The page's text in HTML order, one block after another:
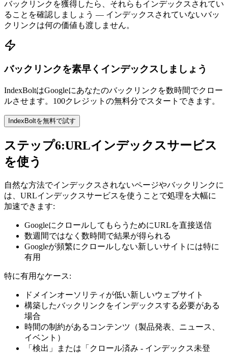
バックリンクを獲得したら、それらもインデックスされてい
ることを確認しましょう — インデックスされていないバッ
クリンクは何の価値も渡しません。
バックリンクを素早くインデックスしましょう
IndexBoltはGoogleにあなたのバックリンクを数時間でクロー
ルさせます。100クレジットの無料分でスタートできます。
IndexBoltを無料で試す
ステップ6:URLインデックスサービス
を使う
自然な方法でインデックスされないページやバックリンクに
は、URLインデックスサービスを使うことで処理を大幅に
加速できます:
GoogleにクロールしてもらうためにURLを直接送信
数週間ではなく数時間で結果が得られる
Googleが頻繁にクロールしない新しいサイトには特に
有用
特に有用なケース:
ドメインオーソリティが低い新しいウェブサイト
構築したバックリンクをインデックスする必要がある
場合
時間の制約があるコンテンツ（製品発表、ニュース、
イベント）
「検出」または「クロール済み - インデックス未登